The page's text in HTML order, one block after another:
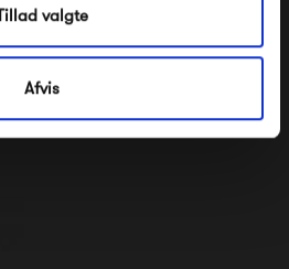
valgte
Afvis
Normann Copenhagen
Messing